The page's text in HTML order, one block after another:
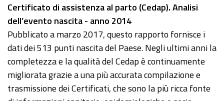
Certificato di assistenza al parto (Cedap). Analisi
dell’evento nascita - anno 2014
Pubblicato a marzo 2017, questo rapporto fornisce i
dati dei 513 punti nascita del Paese. Negli ultimi anni la
completezza e la qualità del Cedap è continuamente
migliorata grazie a una più accurata compilazione e
trasmissione dei Certificati, che sono la più ricca fonte